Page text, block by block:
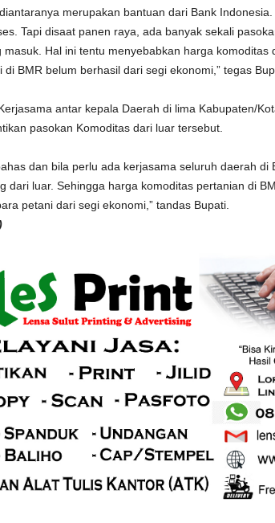
merupakan bantuan dari Bank
Tapi disaat panen raya, ada banyak sekali
masuk. Hal ini tentu menyebabkan harga komoditas
di BMR belum berhasil dari segi ekonomi,” tegas
antar kepala Daerah di lima Kabupaten/
pasokan Komoditas dari luar tersebut.
dan bila perlu ada kerjasama seluruh daerah di
dari luar. Sehingga harga komoditas pertanian di
petani dari segi ekonomi,” tandas Bupati.